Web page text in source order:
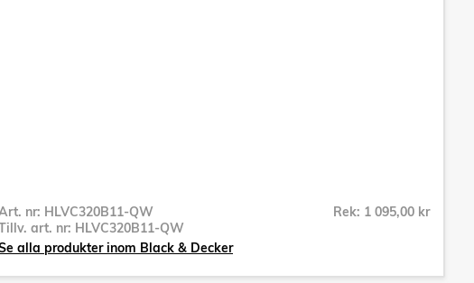
nr: HLVC320B11-QW
art. nr: HLVC320B11-QW
Rek: 1 095,00 kr
alla produkter inom Black & Decker